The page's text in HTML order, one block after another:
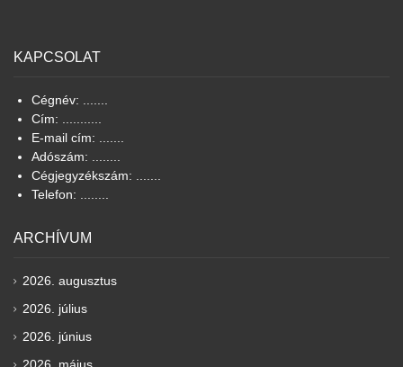
KAPCSOLAT
Cégnév: .......
Cím: ...........
E-mail cím: .......
Adószám: ........
Cégjegyzékszám: .......
Telefon: ........
ARCHÍVUM
2026. augusztus
2026. július
2026. június